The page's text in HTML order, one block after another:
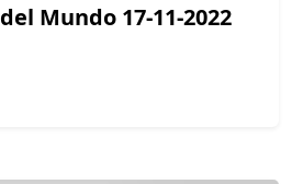
Mundo 17-11-2022